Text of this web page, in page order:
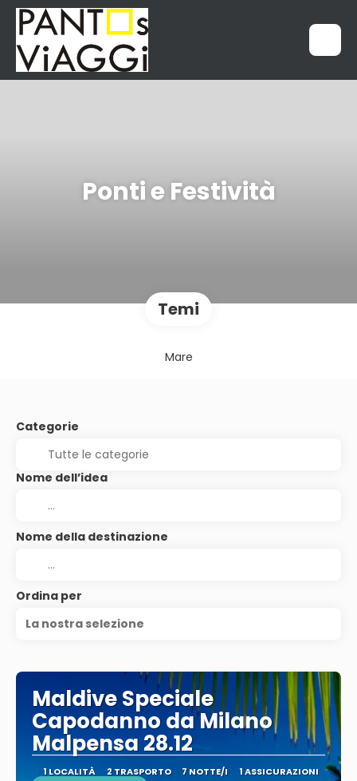
Ponti e Festività
Temi
Mare
Categorie
Nome dell’idea
Nome della destinazione
Ordina per
La nostra selezione
Maldive Speciale
Capodanno da Milano
Malpensa 28.12
1 LOCALITÀ 2 TRASPORTO 7 NOTTE/I 1 ASSICURAZIONI